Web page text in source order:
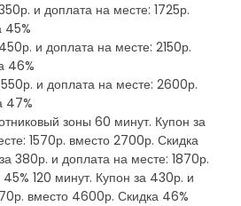
и доплата на месте: 1725р.
45%
и доплата на месте: 2150р.
46%
и доплата на месте: 2600р.
47%
зоны 60 минут. Купон за
1570р. вместо 2700р. Скидка
380р. и доплата на месте: 1870р.
120 минут. Купон за 430р. и
вместо 4600р. Скидка 46%